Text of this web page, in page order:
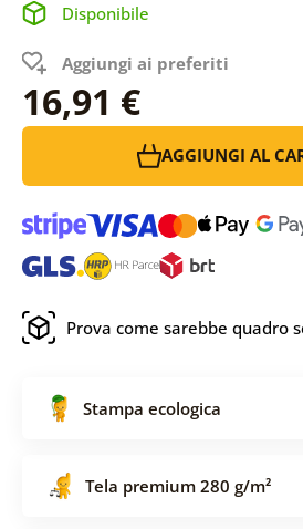
Disponibile
Aggiungi ai preferiti
16,91 €
AGGIUNGI AL
Prova come sarebbe quadro
Stampa ecologica
Tela premium 280 g/m²